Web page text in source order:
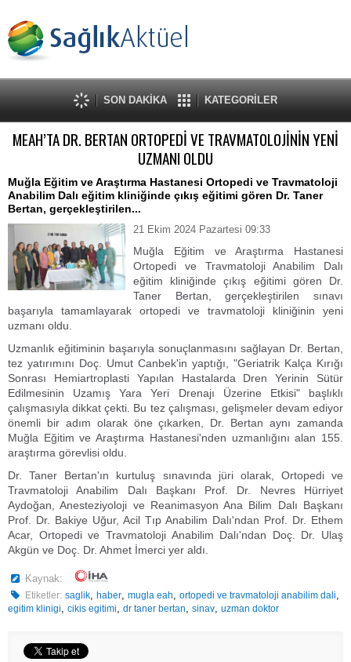
SON DAKİKA KATEGORİLER
MEAH’TA DR. BERTAN ORTOPEDİ VE TRAVMATOLOJİNİN YENİ
UZMANI OLDU
Muğla Eğitim ve Araştırma Hastanesi Ortopedi ve Travmatoloji
Anabilim Dalı eğitim kliniğinde çıkış eğitimi gören Dr. Taner
Bertan, gerçekleştirilen...
21 Ekim 2024 Pazartesi 09:33
Muğla Eğitim ve Araştırma Hastanesi
Ortopedi ve Travmatoloji Anabilim Dalı
eğitim kliniğinde çıkış eğitimi gören Dr.
Taner Bertan, gerçekleştirilen sınavı
başarıyla tamamlayarak ortopedi ve travmatoloji kliniğinin yeni
uzmanı oldu.
Uzmanlık eğitiminin başarıyla sonuçlanmasını sağlayan Dr. Bertan,
tez yatırımını Doç. Umut Canbek'in yaptığı, "Geriatrik Kalça Kırığı
Sonrası Hemiartroplasti Yapılan Hastalarda Dren Yerinin Sütür
Edilmesinin Uzamış Yara Yeri Drenajı Üzerine Etkisi" başlıklı
çalışmasıyla dikkat çekti. Bu tez çalışması, gelişmeler devam ediyor
önemli bir adım olarak öne çıkarken, Dr. Bertan aynı zamanda
Muğla Eğitim ve Araştırma Hastanesi'nden uzmanlığını alan 155.
araştırma görevlisi oldu.
Dr. Taner Bertan'ın kurtuluş sınavında jüri olarak, Ortopedi ve
Travmatoloji Anabilim Dalı Başkanı Prof. Dr. Nevres Hürriyet
Aydoğan, Anesteziyoloji ve Reanimasyon Ana Bilim Dalı Başkanı
Prof. Dr. Bakiye Uğur, Acil Tıp Anabilim Dalı'ndan Prof. Dr. Ethem
Acar, Ortopedi ve Travmatoloji Anabilim Dalı'ndan Doç. Dr. Ulaş
Akgün ve Doç. Dr. Ahmet İmerci yer aldı.
Kaynak:
Etiketler: saglik,haber,mugla eah,ortopedi ve travmatoloji anabilim dali,
egitim klinigi, cikis egitimi, dr taner bertan, sinav, uzman doktor